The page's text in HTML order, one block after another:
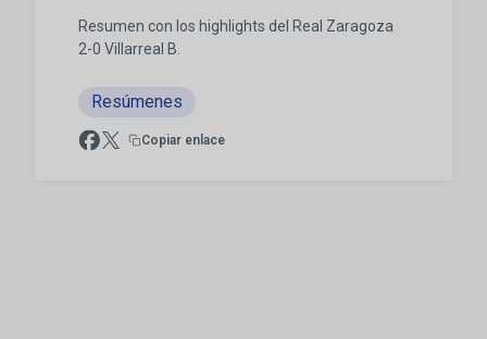
Resumen con los highlights del Real Zaragoza
2-0 Villarreal B.
Resúmenes
Copiar enlace